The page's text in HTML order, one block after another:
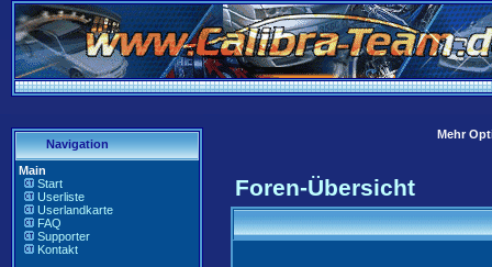
Navigation
Main
Start
Userliste
Userlandkarte
FAQ
Supporter
Kontakt
Mehr
Foren-Übersicht